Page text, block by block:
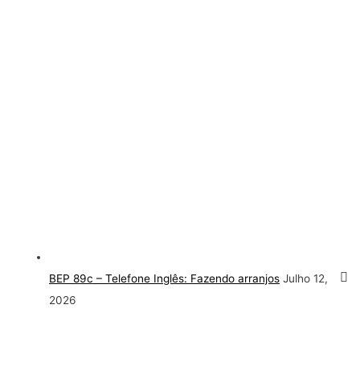
BEP 89c – Telefone Inglês: Fazendo arranjos Julho 12,
2026